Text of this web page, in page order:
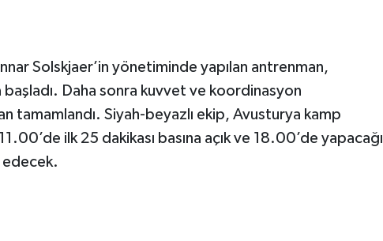
Solskjaer’in yönetiminde yapılan antrenman,
başladı. Daha sonra kuvvet ve koordinasyon
tamamlandı. Siyah-beyazlı ekip, Avusturya kamp
11.00’de ilk 25 dakikası basına açık ve 18.00’de yapacağı
edecek.